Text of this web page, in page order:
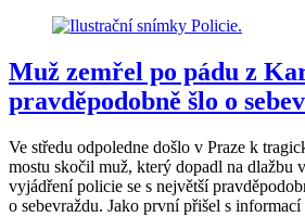
Muž zemřel po pádu z
pravděpodobně šlo o
Ve středu odpoledne došlo v Praze k
mostu skočil muž, který dopadl na dlažbu
vyjádření policie se s největší
o sebevraždu. Jako první přišel s